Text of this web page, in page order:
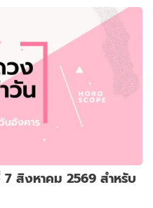
สิงหาคม 2569 สำหรับ